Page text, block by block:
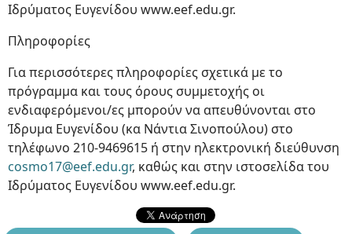
Ιδρύματος Ευγενίδου www.eef.edu.gr.
Πληροφορίες
Για περισσότερες πληροφορίες σχετικά με το
πρόγραμμα και τους όρους συμμετοχής οι
ενδιαφερόμενοι/ες μπορούν να απευθύνονται στο
Ίδρυμα Ευγενίδου (κα Νάντια Σινοπούλου) στο
τηλέφωνο 210-9469615 ή στην ηλεκτρονική διεύθυνση
cosmo17@eef.edu.gr, καθώς και στην ιστοσελίδα του
Ιδρύματος Ευγενίδου www.eef.edu.gr.